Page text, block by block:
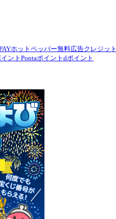
ホットペッパー無料広告クレジッ
ント Pontaポイント dポイント